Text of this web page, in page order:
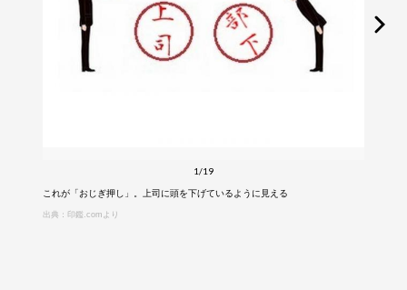
1/19
これが「おじぎ押し」。上司に頭を下げているように見える
出典：印鑑.comより